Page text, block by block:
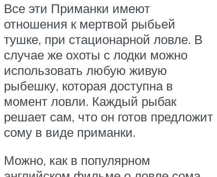
Все эти Приманки имеют
отношения к мертвой рыбьей
тушке, при стационарной ловле. В
случае же охоты с лодки можно
использовать любую живую
рыбешку, которая доступна в
момент ловли. Каждый рыбак
решает сам, что он готов предложит
сому в виде приманки.
Можно, как в популярном